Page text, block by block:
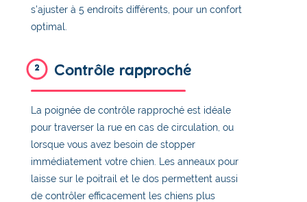
s’ajuster à 5 endroits différents, pour un confort
optimal.
2 Contrôle rapproché
La poignée de contrôle rapproché est idéale
pour traverser la rue en cas de circulation, ou
lorsque vous avez besoin de stopper
immédiatement votre chien. Les anneaux pour
laisse sur le poitrail et le dos permettent aussi
de contrôler efficacement les chiens plus